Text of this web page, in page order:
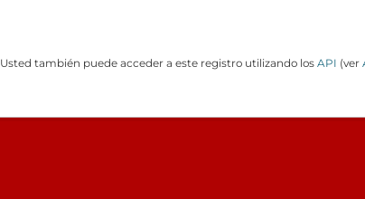
Usted también puede acceder a este registro utilizando los API (ver